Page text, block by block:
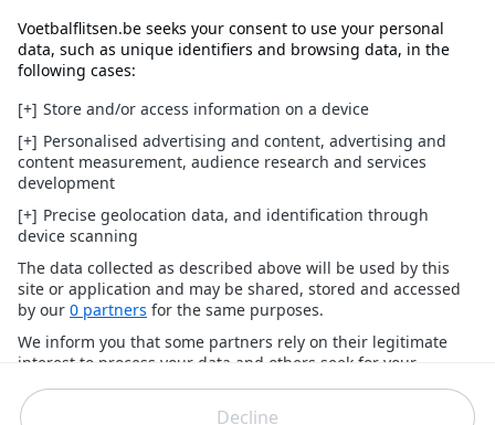
bondscoach, alleen vindt hij de reden van toen lachwekkend:
"Die reden was om te lachen. Een speler die de halve finale
van de Champions League speelt, heeft toch zijn plaats in een
Lees ook:
8 jaar geleden... België wint SPEKTAKELSTUK van
Frankrijk met 3-4, hier spelen de XI van toen nu!
Bromance: Radja Nainggolan en Faris Haroun gaan
samen met Gent-middenvelder op reis